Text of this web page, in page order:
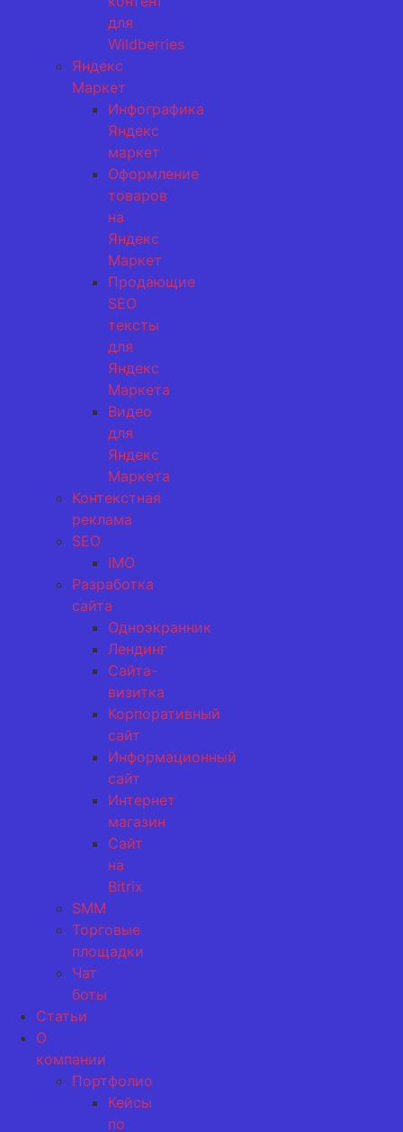
для
Wildberries
Яндекс
Маркет
Инфографика
Яндекс
маркет
Оформление
товаров
на
Яндекс
Маркет
Продающие
SEO
тексты
для
Яндекс
Маркета
Видео
для
Яндекс
Маркета
Контекстная
реклама
SEO
IMO
Разработка
сайта
Одноэкранник
Лендинг
Сайта-
визитка
Корпоративный
сайт
Информационный
сайт
Интернет
магазин
Сайт
на
Bitrix
SMM
Торговые
площадки
Чат
боты
Статьи
О
компании
Портфолио
Кейсы
по